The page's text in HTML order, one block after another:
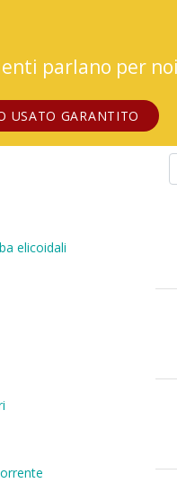
parlano per
USATO GARANTITO
elicoidali